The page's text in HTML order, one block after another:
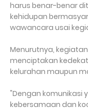
harus benar-benar
kehidupan
wawancara usai
Menurutnya,
menciptakan
kelurahan maupun
"Dengan komunikasi
kebersamaan dan